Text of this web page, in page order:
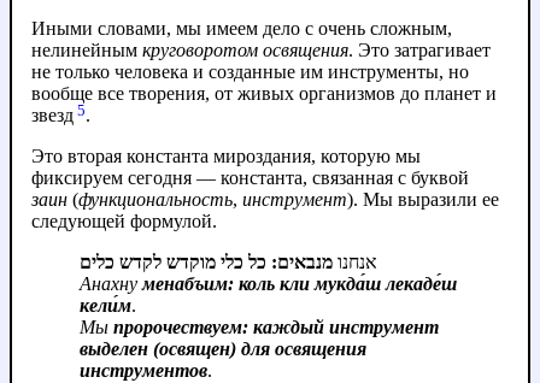
Иными словами, мы имеем дело с очень сложным,
нелинейным круговоротом освящения. Это затрагивает
не только человека и созданные им инструменты, но
вообще все творения, от живых организмов до планет и
звезд 5.
Это вторая константа мироздания, которую мы
фиксируем сегодня — константа, связанная с буквой
заин (функциональность, инструмент). Мы выразили ее
следующей формулой.
אנחנו מנבאים: כל כלי מוקדש לקדש כלים
Анахнуменабъим: коль кли мукда́ш лекаде́ш
кели́м.
Мы пророчествуем: каждый инструмент
выделен (освящен) для освящения
инструментов.